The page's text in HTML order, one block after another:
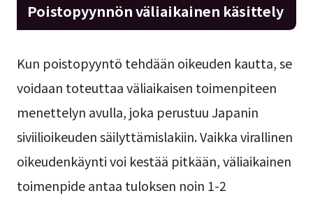
Poistopyynnön väliaikainen käsittely
Kun poistopyyntö tehdään oikeuden kautta, se
voidaan toteuttaa väliaikaisen toimenpiteen
menettelyn avulla, joka perustuu Japanin
siviilioikeuden säilyttämislakiin. Vaikka virallinen
oikeudenkäynti voi kestää pitkään, väliaikainen
toimenpide antaa tuloksen noin 1-2